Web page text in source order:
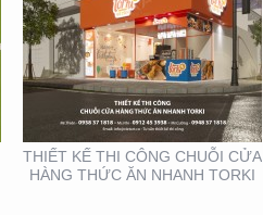
THIẾT KẾ THI CÔNG CHUỖI CỬA
HÀNG THỨC ĂN NHANH TORKI
THIẾT KẾ SẢN XUẤT KỆ
TRƯNG BÀY ĐẠI LÝ TẠI
TP. HỒ CHÍ MINH